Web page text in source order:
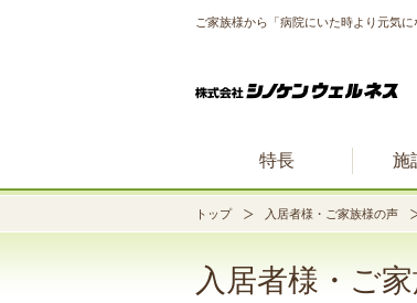
ご家族様から「病院にいた時より元気
特長 施
トップ 入居者様・ご家族様の声
入居者様・ご